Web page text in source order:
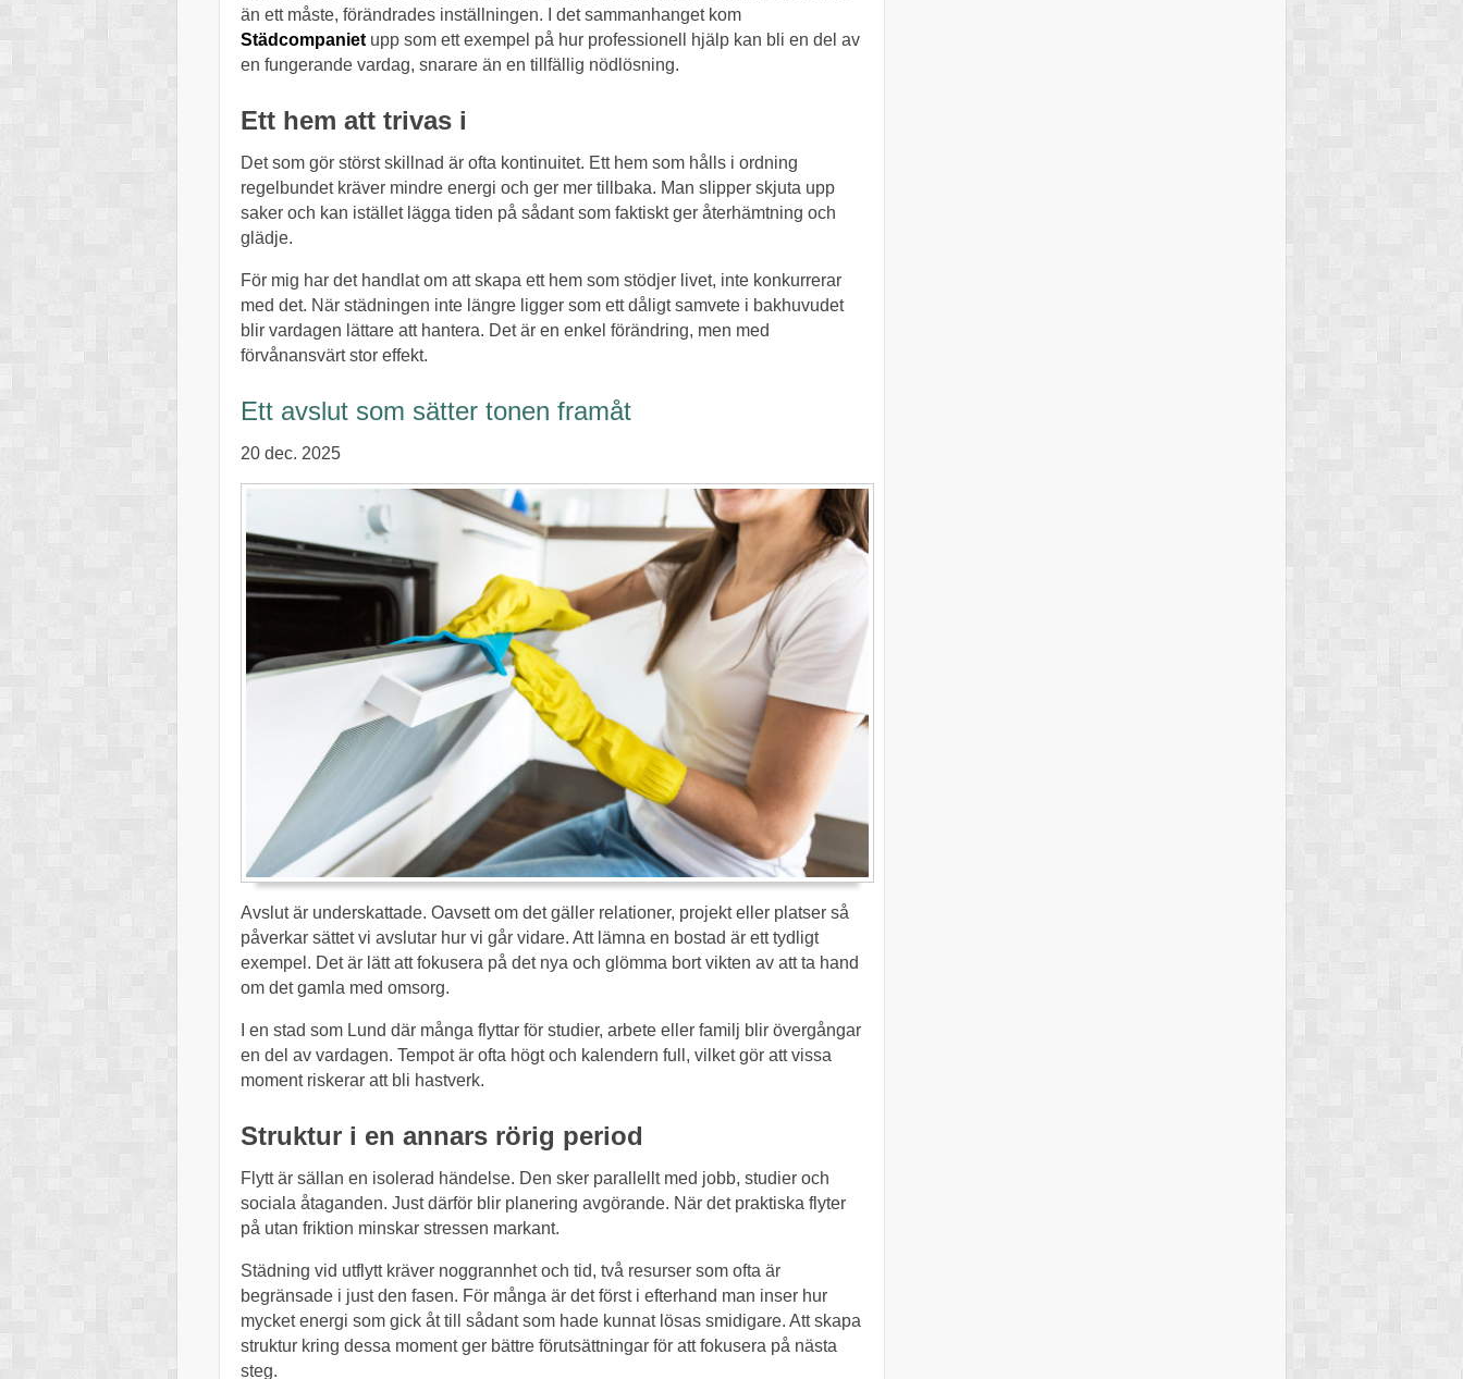
än ett måste, förändrades inställningen. I det sammanhanget kom
Städcompaniet upp som ett exempel på hur professionell hjälp kan bli en del av
en fungerande vardag, snarare än en tillfällig nödlösning.
Ett hem att trivas i
Det som gör störst skillnad är ofta kontinuitet. Ett hem som hålls i ordning
regelbundet kräver mindre energi och ger mer tillbaka. Man slipper skjuta upp
saker och kan istället lägga tiden på sådant som faktiskt ger återhämtning och
glädje.
För mig har det handlat om att skapa ett hem som stödjer livet, inte konkurrerar
med det. När städningen inte längre ligger som ett dåligt samvete i bakhuvudet
blir vardagen lättare att hantera. Det är en enkel förändring, men med
förvånansvärt stor effekt.
Ett avslut som sätter tonen framåt
20 dec. 2025
Avslut är underskattade. Oavsett om det gäller relationer, projekt eller platser så
påverkar sättet vi avslutar hur vi går vidare. Att lämna en bostad är ett tydligt
exempel. Det är lätt att fokusera på det nya och glömma bort vikten av att ta hand
om det gamla med omsorg.
I en stad som Lund där många flyttar för studier, arbete eller familj blir övergångar
en del av vardagen. Tempot är ofta högt och kalendern full, vilket gör att vissa
moment riskerar att bli hastverk.
Struktur i en annars rörig period
Flytt är sällan en isolerad händelse. Den sker parallellt med jobb, studier och
sociala åtaganden. Just därför blir planering avgörande. När det praktiska flyter
på utan friktion minskar stressen markant.
Städning vid utflytt kräver noggrannhet och tid, två resurser som ofta är
begränsade i just den fasen. För många är det först i efterhand man inser hur
mycket energi som gick åt till sådant som hade kunnat lösas smidigare. Att skapa
struktur kring dessa moment ger bättre förutsättningar för att fokusera på nästa
steg.